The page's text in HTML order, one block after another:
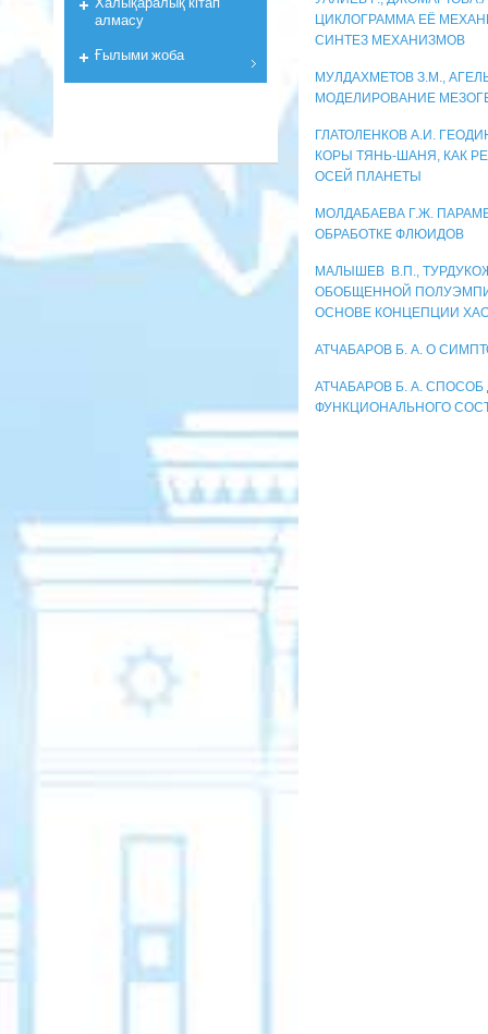
ЦИКЛОГРАММА ЕЁ
СИНТЕЗ МЕХАНИЗМОВ
МУЛДАХМЕТОВ З.М.,
МОДЕЛИРОВАНИЕ
ГЛАТОЛЕНКОВ А.И.
КОРЫ ТЯНЬ-ШАНЯ, КАК
ОСЕЙ ПЛАНЕТЫ
МОЛДАБАЕВА Г.Ж.
ОБРАБОТКЕ ФЛЮИДОВ
МАЛЫШЕВ В.П.,
ОБОБЩЕННОЙ
ОСНОВЕ КОНЦЕПЦИИ
АТЧАБАРОВ Б. А. О
АТЧАБАРОВ Б. А.
ФУНКЦИОНАЛЬНОГО
алмасу
Ғылыми жоба